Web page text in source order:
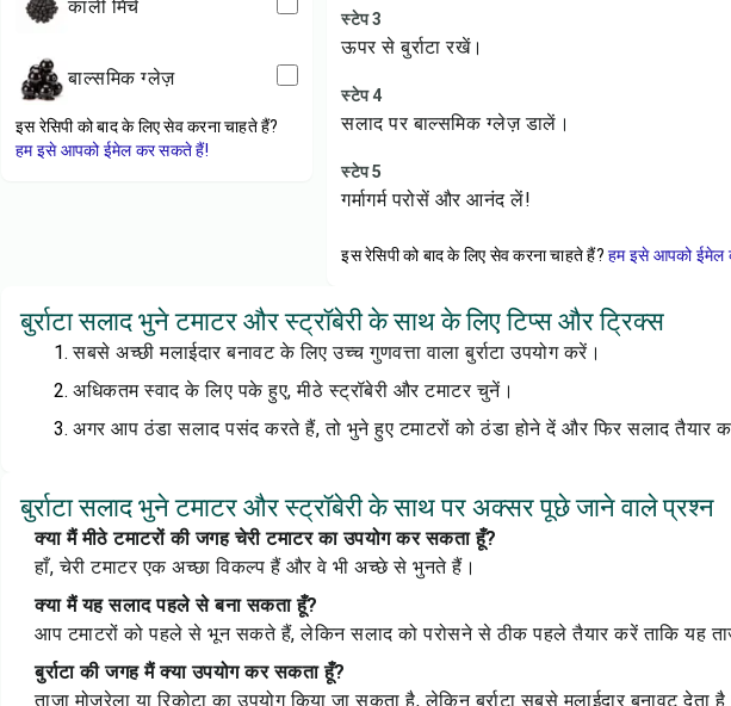
काली मिर्च
बाल्समिक ग्लेज़
इस रेसिपी को बाद के लिए सेव करना चाहते हैं?
हम इसे आपको ईमेल कर सकते हैं!
स्टेप 3
ऊपर से बुर्राटा रखें।
स्टेप 4
सलाद पर बाल्समिक ग्लेज़ डालें।
स्टेप 5
गर्मागर्म परोसें और आनंद लें!
इस रेसिपी को बाद के लिए सेव करना चाहते हैं? हम इसे आपको ईमेल
बुर्राटा सलाद भुने टमाटर और स्ट्रॉबेरी के साथ के लिए टिप्स और ट्रिक्स
सबसे अच्छी मलाईदार बनावट के लिए उच्च गुणवत्ता वाला बुर्राटा उपयोग करें।
अधिकतम स्वाद के लिए पके हुए, मीठे स्ट्रॉबेरी और टमाटर चुनें।
अगर आप ठंडा सलाद पसंद करते हैं, तो भुने हुए टमाटरों को ठंडा होने दें और फिर सलाद तैयार
बुर्राटा सलाद भुने टमाटर और स्ट्रॉबेरी के साथ पर अक्सर पूछे जाने वाले प्रश्न
क्या मैं मीठे टमाटरों की जगह चेरी टमाटर का उपयोग कर सकता हूँ?
हाँ, चेरी टमाटर एक अच्छा विकल्प हैं और वे भी अच्छे से भुनते हैं।
क्या मैं यह सलाद पहले से बना सकता हूँ?
आप टमाटरों को पहले से भून सकते हैं, लेकिन सलाद को परोसने से ठीक पहले तैयार करें ताकि यह
बुर्राटा की जगह मैं क्या उपयोग कर सकता हूँ?
ताज़ा मोज़रेला या रिकोटा का उपयोग किया जा सकता है, लेकिन बुर्राटा सबसे मलाईदार बनावट देता